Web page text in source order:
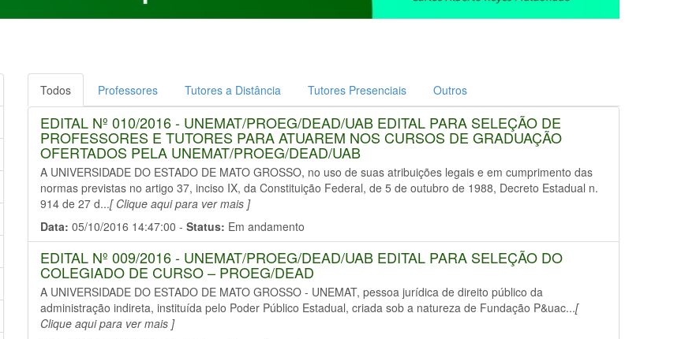
Todos Professores Tutores a Distância Tutores Presenciais Outros
EDITAL Nº 010/2016 - UNEMAT/PROEG/DEAD/UAB EDITAL PARA SELEÇÃO DE
PROFESSORES E TUTORES PARA ATUAREM NOS CURSOS DE GRADUAÇÃO
OFERTADOS PELA UNEMAT/PROEG/DEAD/UAB
A UNIVERSIDADE DO ESTADO DE MATO GROSSO, no uso de suas atribuições legais e em cumprimento das
normas previstas no artigo 37, inciso IX, da Constituição Federal, de 5 de outubro de 1988, Decreto Estadual n.
914 de 27 d...[ Clique aqui para ver mais ]
Data: 05/10/2016 14:47:00 - Status: Em andamento
EDITAL Nº 009/2016 - UNEMAT/PROEG/DEAD/UAB EDITAL PARA SELEÇÃO DO
COLEGIADO DE CURSO – PROEG/DEAD
A UNIVERSIDADE DO ESTADO DE MATO GROSSO - UNEMAT, pessoa jurídica de direito público da
administração indireta, instituída pelo Poder Público Estadual, criada sob a natureza de Fundação P&uac...[
Clique aqui para ver mais ]